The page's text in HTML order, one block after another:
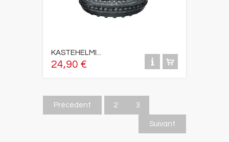
KASTEHELMI...
24,90 €
Précédent 2 3
Suivant